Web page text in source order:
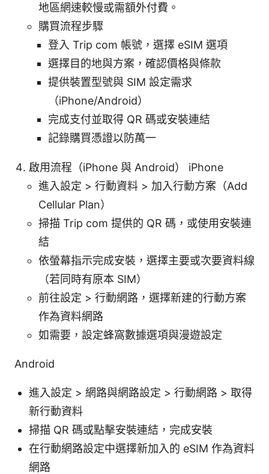
地區網速較慢或需額外付費。
購買流程步驟
登入 Trip com 帳號，選擇 eSIM 選項
選擇目的地與方案，確認價格與條款
提供裝置型號與 SIM 設定需求
（iPhone/Android）
完成支付並取得 QR 碼或安裝連結
記錄購買憑證以防萬一
啟用流程（iPhone 與 Android） iPhone
進入設定 > 行動資料 > 加入行動方案（Add
Cellular Plan）
掃描 Trip com 提供的 QR 碼，或使用安裝連
結
依螢幕指示完成安裝，選擇主要或次要資料線
（若同時有原本 SIM）
前往設定 > 行動網路，選擇新建的行動方案
作為資料網路
如需要，設定蜂窩數據選項與漫遊設定
Android
進入設定 > 網路與網路設定 > 行動網路 > 取得
新行動資料
掃描 QR 碼或點擊安裝連結，完成安裝
在行動網路設定中選擇新加入的 eSIM 作為資料
網路